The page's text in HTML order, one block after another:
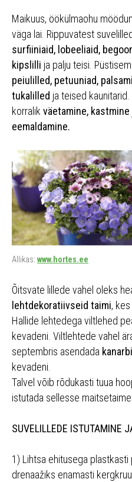
Maikuus, öökülmaohu
väga lai. Rippuvatest
surfiiniaid, lobeeliaid,
kipslilli ja palju teisi.
peiulilled, petuuniad,
tukalilled ja teised
korralik väetamine, kastmine
eemaldamine.
Allikas: www.hortes.ee
Õitsvate lillede vahel oleks
lehtdekoratiivseid taimi,
Hallide lehtedega viltlehed
kevadeni. Viltlehtede vahel
septembris asendada
kevadeni.
Talvel võib rõdukasti tuua
istutada sellesse
SUVELILLEDE ISTUTAMINE
1) Lihtsa ehitusega
drenaažiks enamasti